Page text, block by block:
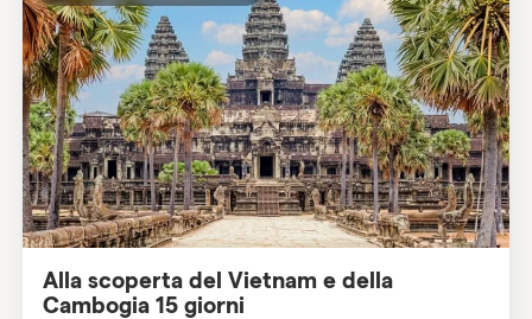
Alla scoperta del Vietnam e della
Cambogia 15 giorni